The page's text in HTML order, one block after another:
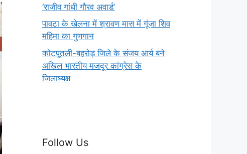
‘राजीव गांधी गौरव अवार्ड’
पावटा के खेलना में श्रावण मास में गूंजा शिव
महिमा का गुणगान
कोटपूतली-बहरोड़ जिले के संजय आर्य बने
अखिल भारतीय मजदूर कांग्रेस के
जिलाध्यक्ष
Follow Us